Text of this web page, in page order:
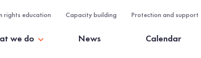
rights education Capacity building Protection and support
we do News Calendar